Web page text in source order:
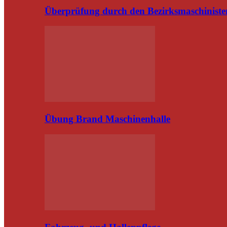
Überprüfung durch den
Übung Brand Maschinenhalle